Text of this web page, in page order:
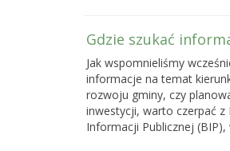
Gdzie szukać
Jak wspomnieliśmy
informacje na temat
rozwoju gminy, czy
inwestycji, warto czerpać z
Informacji Publicznej